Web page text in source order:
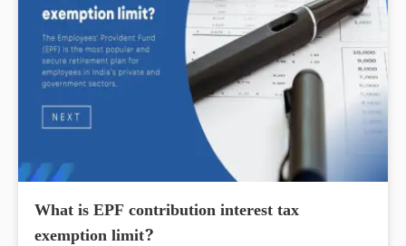
What is EPF contribution interest tax
exemption limit?